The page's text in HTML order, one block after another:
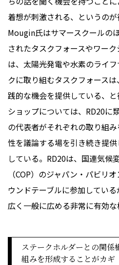
着想が刺激される、というのが
Mougin氏はサマースクールの
されたタスクフォースやワー
は、太陽光発電や水素のライ
クに取り組むタスクフォース
践的な機会を提供している、
ショップについては、RD20に
の代表者がそれぞれの取り組
性を議論する場を引き続き提
している。RD20は、国連気候
（COP）のジャパン・パビリ
ウンドテーブルに参加してい
広く一般に広める非常に有効な
ステークホルダーとの関係
組みを形成することがカギ